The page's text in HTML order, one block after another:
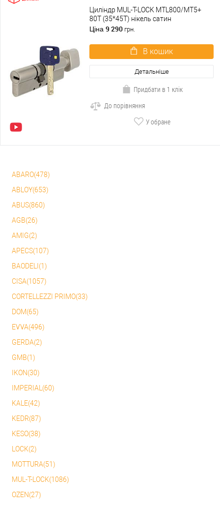
Циліндр MUL-T-LOCK MTL800/MT5+
80T (35*45T) нікель сатин
Ціна 9 290 грн.
В кошик
Детальніше
Придбати в 1 клік
До порівняння
У обране
ABARO(478)
ABLOY(653)
ABUS(860)
AGB(26)
AMIG(2)
APECS(107)
BAODELI(1)
CISA(1057)
CORTELLEZZI PRIMO(33)
DOM(65)
EVVA(496)
GERDA(2)
GMB(1)
IKON(30)
IMPERIAL(60)
KALE(42)
KEDR(87)
KESO(38)
LOCK(2)
MOTTURA(51)
MUL-T-LOCK(1086)
OZEN(27)